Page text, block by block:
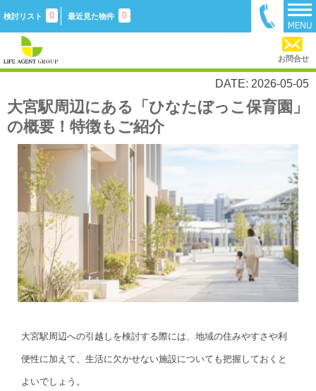
検討リスト 0 最近見た物件 0
お問合せ
DATE: 2026-05-05
大宮駅周辺にある「ひなたぼっこ保育園」
の概要！特徴もご紹介
大宮駅周辺への引越しを検討する際には、地域の住みやすさや利
便性に加えて、生活に欠かせない施設についても把握しておくと
よいでしょう。